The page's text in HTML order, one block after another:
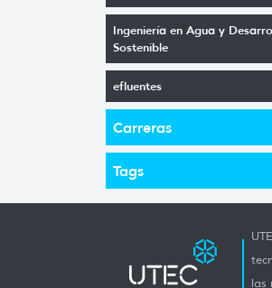
Ingeniería en Agua y
Sostenible
efluentes
Carreras
Tags
las